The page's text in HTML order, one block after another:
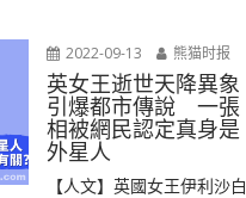
2022-09-13 熊猫时报
英女王逝世天降異象
引爆都市傳說 一張
相被網民認定真身是
外星人
【人文】英國女王伊利沙白